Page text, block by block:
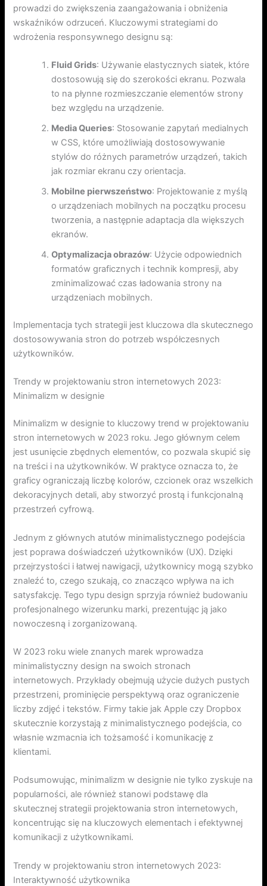
prowadzi do zwiększenia zaangażowania i obniżenia
wskaźników odrzuceń. Kluczowymi strategiami do
wdrożenia responsywnego designu są:
Fluid Grids: Używanie elastycznych siatek, które
dostosowują się do szerokości ekranu. Pozwala
to na płynne rozmieszczanie elementów strony
bez względu na urządzenie.
Media Queries: Stosowanie zapytań medialnych
w CSS, które umożliwiają dostosowywanie
stylów do różnych parametrów urządzeń, takich
jak rozmiar ekranu czy orientacja.
Mobilne pierwszeństwo: Projektowanie z myślą
o urządzeniach mobilnych na początku procesu
tworzenia, a następnie adaptacja dla większych
ekranów.
Optymalizacja obrazów: Użycie odpowiednich
formatów graficznych i technik kompresji, aby
zminimalizować czas ładowania strony na
urządzeniach mobilnych.
Implementacja tych strategii jest kluczowa dla skutecznego
dostosowywania stron do potrzeb współczesnych
użytkowników.
Trendy w projektowaniu stron internetowych 2023:
Minimalizm w designie
Minimalizm w designie to kluczowy trend w projektowaniu
stron internetowych w 2023 roku. Jego głównym celem
jest usunięcie zbędnych elementów, co pozwala skupić się
na treści i na użytkowników. W praktyce oznacza to, że
graficy ograniczają liczbę kolorów, czcionek oraz wszelkich
dekoracyjnych detali, aby stworzyć prostą i funkcjonalną
przestrzeń cyfrową.
Jednym z głównych atutów minimalistycznego podejścia
jest poprawa doświadczeń użytkowników (UX). Dzięki
przejrzystości i łatwej nawigacji, użytkownicy mogą szybko
znaleźć to, czego szukają, co znacząco wpływa na ich
satysfakcję. Tego typu design sprzyja również budowaniu
profesjonalnego wizerunku marki, prezentując ją jako
nowoczesną i zorganizowaną.
W 2023 roku wiele znanych marek wprowadza
minimalistyczny design na swoich stronach
internetowych. Przykłady obejmują użycie dużych pustych
przestrzeni, prominięcie perspektywą oraz ograniczenie
liczby zdjęć i tekstów. Firmy takie jak Apple czy Dropbox
skutecznie korzystają z minimalistycznego podejścia, co
własnie wzmacnia ich tożsamość i komunikację z
klientami.
Podsumowując, minimalizm w designie nie tylko zyskuje na
popularności, ale również stanowi podstawę dla
skutecznej strategii projektowania stron internetowych,
koncentrując się na kluczowych elementach i efektywnej
komunikacji z użytkownikami.
Trendy w projektowaniu stron internetowych 2023:
Interaktywność użytkownika